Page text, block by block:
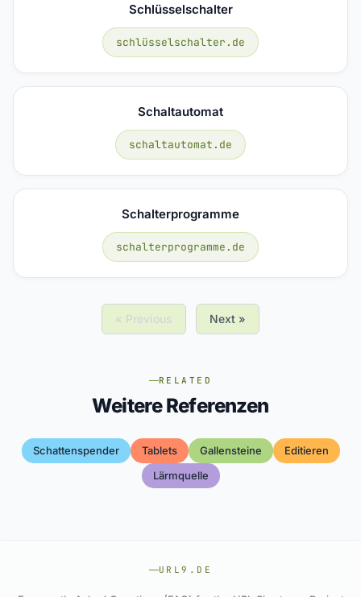
Schlüsselschalter
schlüsselschalter.de
Schaltautomat
schaltautomat.de
Schalterprogramme
schalterprogramme.de
« Previous Next »
RELATED
Weitere Referenzen
Schattenspender Tablets Gallensteine
Editieren
Lärmquelle
URL9.DE